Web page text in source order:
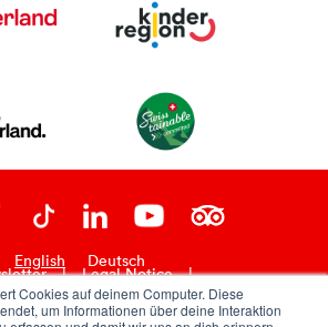
Cookies auf deinem Computer. Diese
um Informationen über deine Interaktion
| Legal Notice |
Terms and Conditions |
English Deutsch